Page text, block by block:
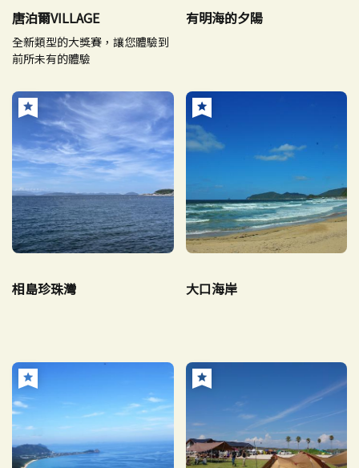
唐泊爾VILLAGE
全新類型的大獎賽，讓您體驗到
前所未有的體驗
有明海的夕陽
相島珍珠灣 大口海岸